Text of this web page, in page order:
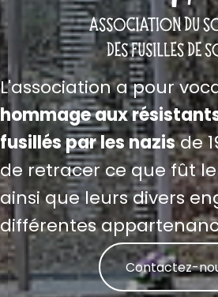
L'association a pour
hommage aux
fusillés par les nazisde
de retracer ce que fût
ainsi que leurs divers
différentes
Contactez-